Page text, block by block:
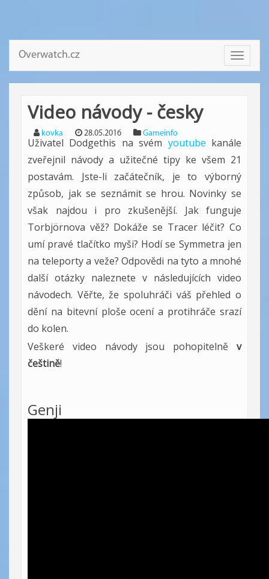
Toggle
Overwatch.cz
Video návody - česky
kovka 28.05.2016 Gameinfo
Uživatel Dodgethis na svém youtube kanále
zveřejnil návody a užitečné tipy ke všem 21
postavám. Jste-li začátečník, je to výborný
způsob, jak se seznámit se hrou. Novinky se
však najdou i pro zkušenější. Jak funguje
Torbjörnova věž? Dokáže se Tracer léčit? Co
umí pravé tlačítko myši? Hodí se Symmetra jen
na teleporty a veže? Odpovědi na tyto a mnohé
další otázky naleznete v následujících video
návodech. Věřte, že spoluhráči váš přehled o
dění na bitevní ploše ocení a protihráče srazí
do kolen.
Veškeré video návody jsou pohopitelně v
češtině!
Genji